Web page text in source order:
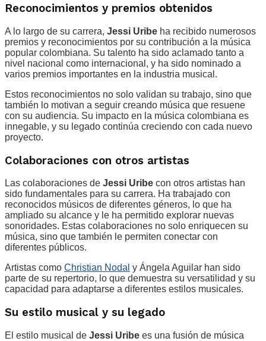
Reconocimientos y premios obtenidos
A lo largo de su carrera, Jessi Uribe ha recibido numerosos
premios y reconocimientos por su contribución a la música
popular colombiana. Su talento ha sido aclamado tanto a
nivel nacional como internacional, y ha sido nominado a
varios premios importantes en la industria musical.
Estos reconocimientos no solo validan su trabajo, sino que
también lo motivan a seguir creando música que resuene
con su audiencia. Su impacto en la música colombiana es
innegable, y su legado continúa creciendo con cada nuevo
proyecto.
Colaboraciones con otros artistas
Las colaboraciones de Jessi Uribe con otros artistas han
sido fundamentales para su carrera. Ha trabajado con
reconocidos músicos de diferentes géneros, lo que ha
ampliado su alcance y le ha permitido explorar nuevas
sonoridades. Estas colaboraciones no solo enriquecen su
música, sino que también le permiten conectar con
diferentes públicos.
Artistas como Christian Nodal y Ángela Aguilar han sido
parte de su repertorio, lo que demuestra su versatilidad y su
capacidad para adaptarse a diferentes estilos musicales.
Su estilo musical y su legado
El estilo musical de Jessi Uribe es una fusión de música